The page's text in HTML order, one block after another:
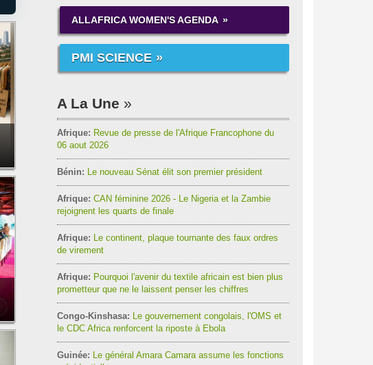
ALLAFRICA WOMEN'S AGENDA
PMI SCIENCE
A La Une
Afrique: Revue de presse de l'Afrique Francophone du
06 aout 2026
Bénin: Le nouveau Sénat élit son premier président
Afrique: CAN féminine 2026 - Le Nigeria et la Zambie
rejoignent les quarts de finale
Afrique: Le continent, plaque tournante des faux ordres
de virement
Afrique: Pourquoi l'avenir du textile africain est bien plus
prometteur que ne le laissent penser les chiffres
Congo-Kinshasa: Le gouvernement congolais, l'OMS et
le CDC Africa renforcent la riposte à Ebola
Guinée: Le général Amara Camara assume les fonctions